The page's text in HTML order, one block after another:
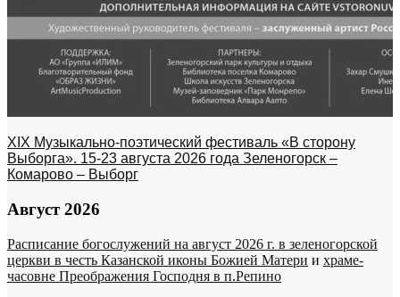
XIX Музыкально-поэтический фестиваль «В сторону
Выборга». 15-23 августа 2026 года Зеленогорск –
Комарово – Выборг
Август 2026
Расписание богослужений на август 2026 г. в зеленогорской
церкви в честь Казанской иконы Божией Матери и храме-
часовне Преображения Господня в п.Репино